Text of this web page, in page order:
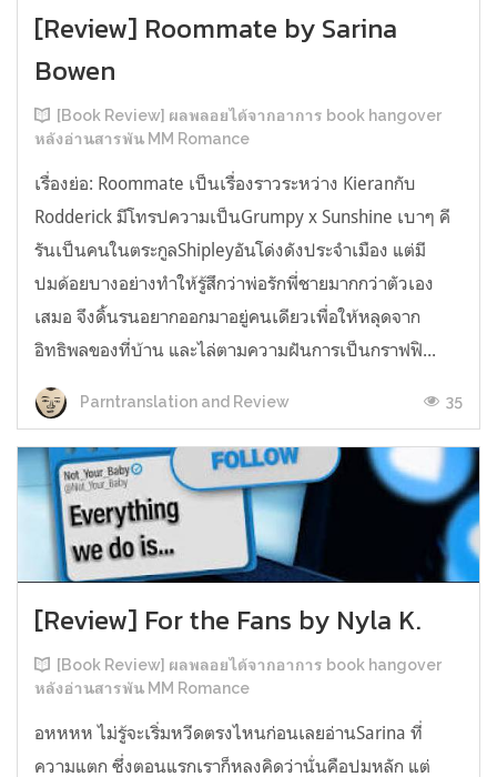
[Review] Roommate by Sarina
Bowen
[Book Review] ผลพลอยได้จากอาการ book hangover
หลังอ่านสารพัน MM Romance
เรื่องย่อ: Roommate เป็นเรื่องราวระหว่าง Kieranกับ
Rodderick มีโทรปความเป็นGrumpy x Sunshine เบาๆ คี
รันเป็นคนในตระกูลShipleyอันโด่งดังประจำเมือง แต่มี
ปมด้อยบางอย่างทำให้รู้สึกว่าพ่อรักพี่ชายมากกว่าตัวเอง
เสมอ จึงดิ้นรนอยากออกมาอยู่คนเดียวเพื่อให้หลุดจาก
อิทธิพลของที่บ้าน และไล่ตามความฝันการเป็นกราฟฟิ...
Parntranslation and Review 35
[Review] For the Fans by Nyla K.
[Book Review] ผลพลอยได้จากอาการ book hangover
หลังอ่านสารพัน MM Romance
อหหหห ไม่รู้จะเริ่มหวีดตรงไหนก่อนเลยอ่านSarina ที่
ความแตก ซึ่งตอนแรกเราก็หลงคิดว่านั่นคือปมหลัก แต่